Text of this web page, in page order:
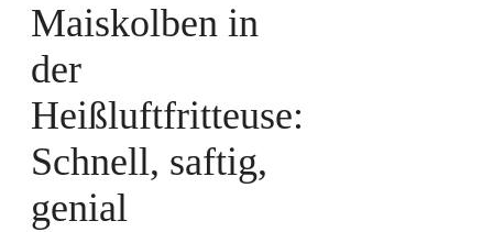
Maiskolben in
der
Heißluftfritteuse:
Schnell, saftig,
genial